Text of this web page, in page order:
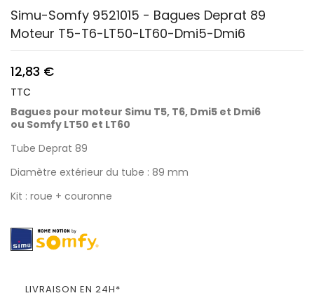
Simu-Somfy 9521015 - Bagues Deprat 89
Moteur T5-T6-LT50-LT60-Dmi5-Dmi6
12,83 €
TTC
Bagues pour moteur Simu T5, T6, Dmi5 et Dmi6
ou Somfy LT50 et LT60
Tube Deprat 89
Diamètre extérieur du tube : 89 mm
Kit : roue + couronne
LIVRAISON EN 24H*